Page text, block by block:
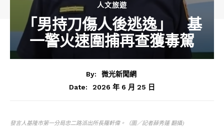
人文旅遊
「男持刀傷人後逃逸」 基
一警火速圍捕再查獲毒駕
By:
微光新聞網
Date:
2026 年 6 月 25 日
發言人基隆市第一分局忠二路派出所長羅軒偉。（圖／記者薛秀蓮 翻攝)